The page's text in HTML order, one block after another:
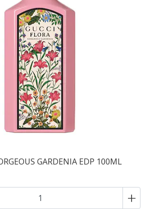
GARDENIA EDP 100ML
+